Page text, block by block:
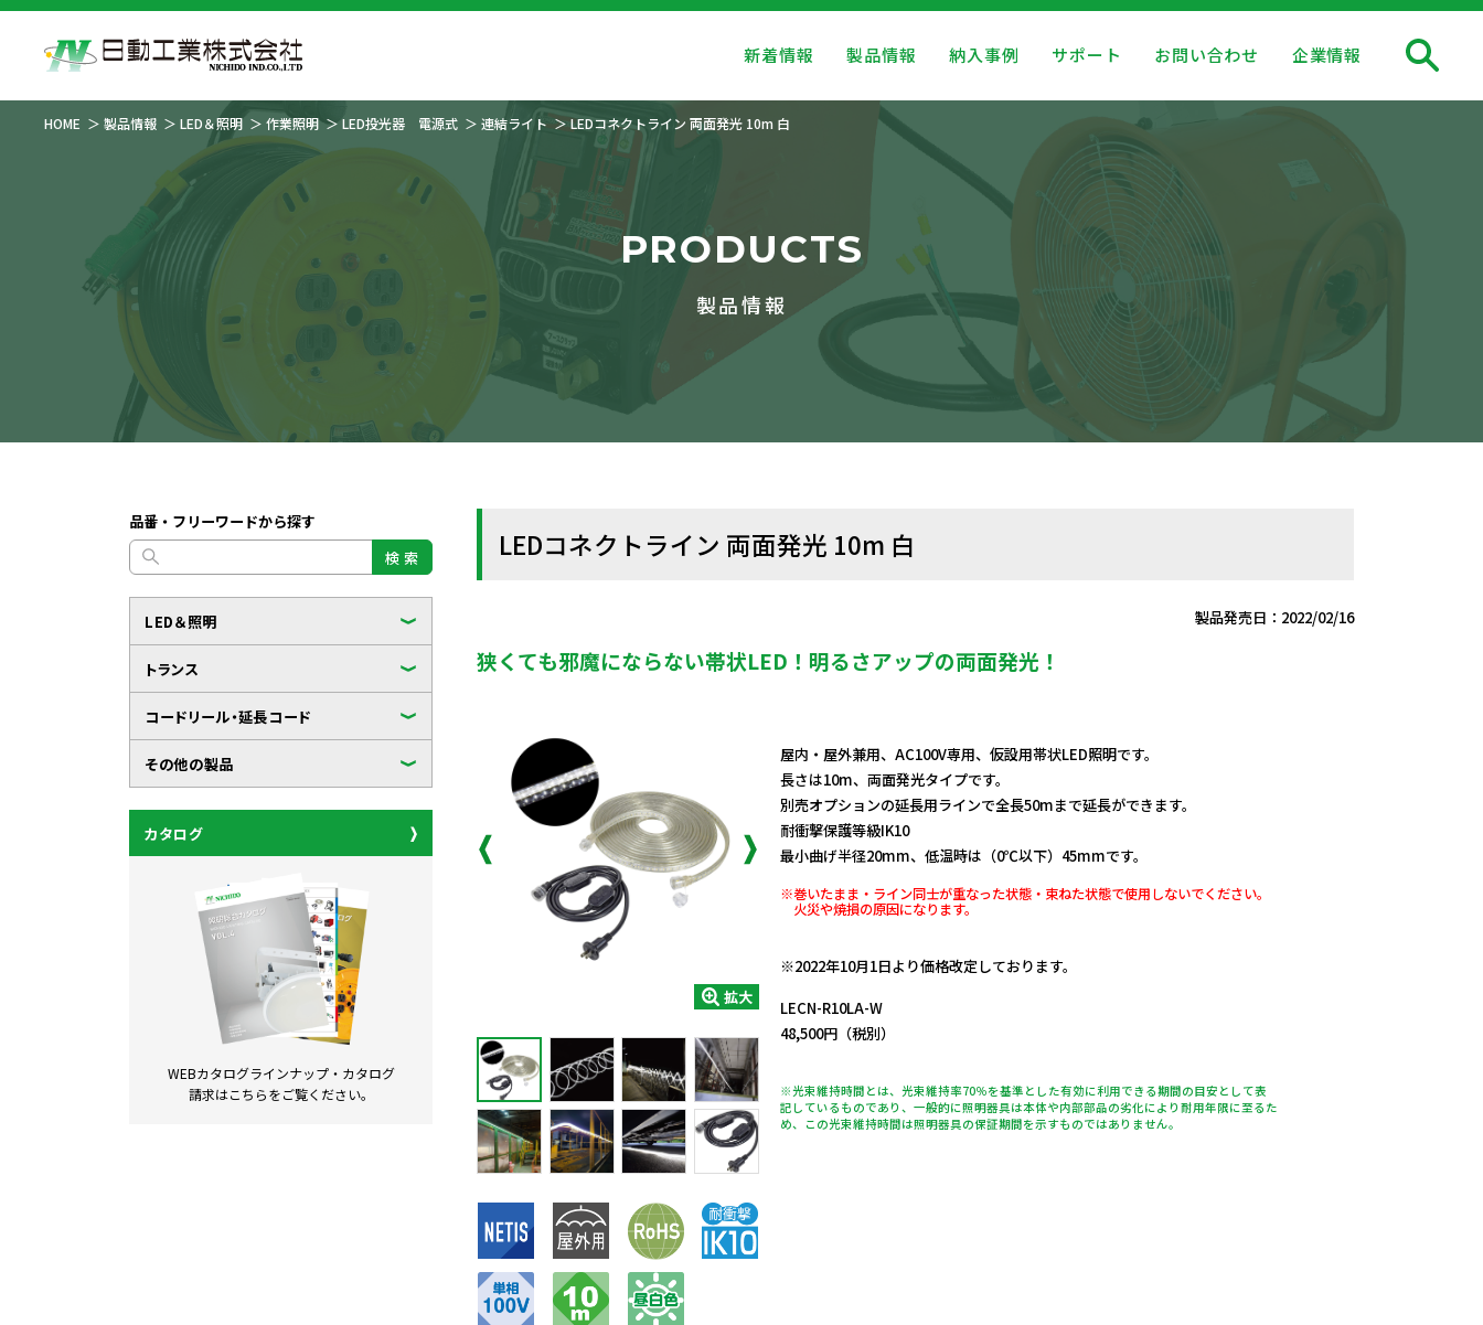
新着情報 製品情報 納入事例 サポート お問い合わせ 企業情報
HOME 製品情報 LED＆照明 作業照明 LED投光器 電源式 連結ライト LEDコネクトライン 両面発光 10m 白
PRODUCTS
製品情報
品番・フリーワードから探す
検 索
LED＆照明
トランス
コードリール・延長コード
その他の製品
カタログ
WEBカタログラインナップ・ カタログ
請求はこちらをご覧ください。
LEDコネクトライン 両面発光 10m 白
製品発売日：2022/02/16
狭くても邪魔にならない帯状LED！明るさアップの両面発光！
拡大
屋内・屋外兼用、AC100V専用、仮設用帯状LED照明です。
長さは10m、両面発光タイプです。
別売オプションの延長用ラインで全長50mまで延長ができます。
耐衝撃保護等級IK10
最小曲げ半径20mm、低温時は（0℃以下）45mmです。
※巻いたまま・ライン同士が重なった状態・束ねた状態で使用しないでください。
火災や焼損の原因になります。
※2022年10月1日より価格改定しております。
LECN-R10LA-W
48,500円（税別）
※光束維持時間とは、光束維持率70％を基準とした有効に利用できる期間の目安として表
記しているものであり、一般的に照明器具は本体や内部部品の劣化により耐用年限に至るた
め、この光束維持時間は照明器具の保証期間を示すものではありません。